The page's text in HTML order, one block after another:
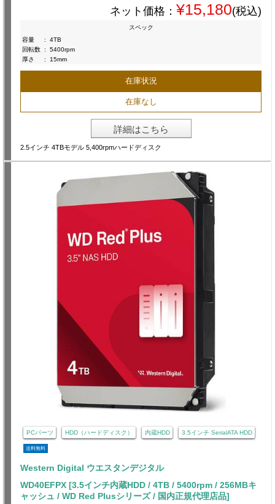
ネット価格： ¥15,180(税込)
スペック
容量
:
4TB
回転数 :
5400rpm
厚さ
: 15mm
在庫状況
在庫なし
詳細はこちら
2.5インチ 4TBモデル 5,400rpmハードディスク
PCパーツ HDD（ハードディスク） 内蔵HDD 3.5インチ SerialATA HDD
送料無料
Western Digital ウエスタンデジタル
WD40EFPX [3.5インチ内蔵HDD / 4TB / 5400rpm / 256MBキ
ャッシュ / WD Red Plusシリーズ / 国内正規代理店品]